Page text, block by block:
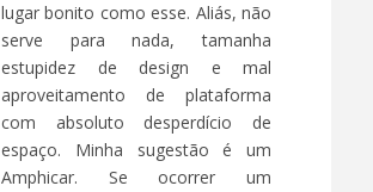
lugar bonito como esse. Aliás, não
serve para nada, tamanha
estupidez de design e mal
aproveitamento de plataforma
com absoluto desperdício de
espaço. Minha sugestão é um
Amphicar. Se ocorrer um